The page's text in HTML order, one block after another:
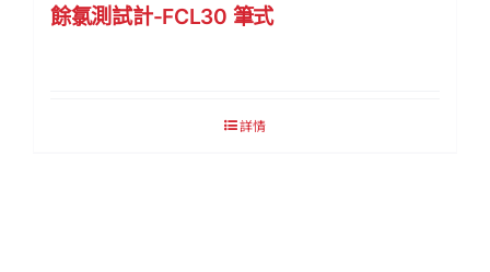
餘氯測試計-FCL30 筆式
詳情